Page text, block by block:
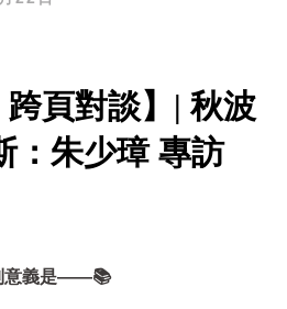
跨頁對談】| 秋波
：朱少璋 專訪
意義是——📚